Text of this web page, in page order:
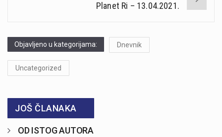
Planet Ri – 13.04.2021.
Objavljeno u kategorijama: Dnevnik
Uncategorized
JOŠ ČLANAKA
OD ISTOG AUTORA